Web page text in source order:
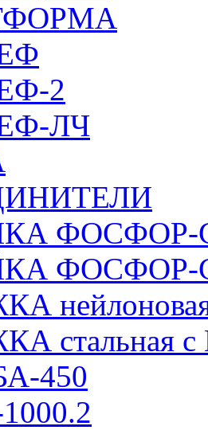
2
ЛЧ
ФОСФОР-
ФОСФОР-
нейлоновая
стальная
450